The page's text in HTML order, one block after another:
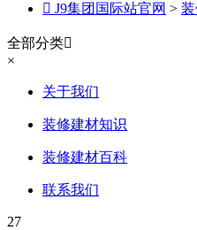
 J9集团国际站官网 >
全部分类
×
关于我们
装修建材知识
装修建材百科
联系我们
27